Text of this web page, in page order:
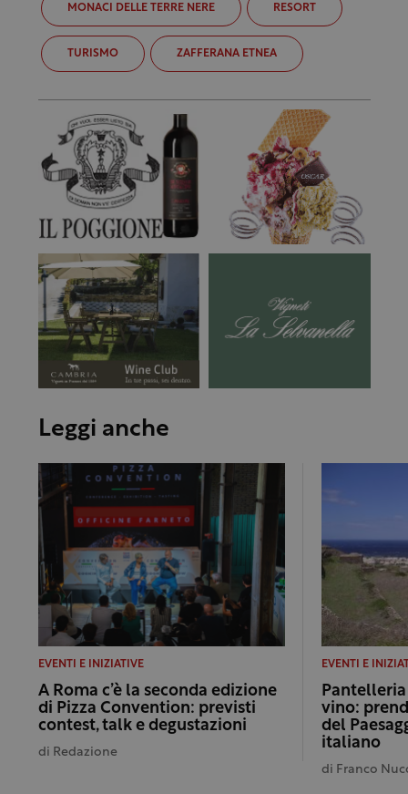
MONACI DELLE TERRE NERE RESORT
TURISMO ZAFFERANA ETNEA
Leggi anche
EVENTI E INIZIATIVE
A Roma c’è la seconda edizione
di Pizza Convention: previsti
contest, talk e degustazioni
di Redazione
EVENTI E
vino:
del
italiano
di Franco